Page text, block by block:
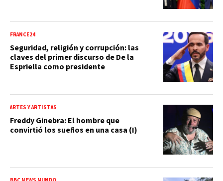
FRANCE24
Seguridad, religión y corrupción: las
claves del primer discurso de De la
Espriella como presidente
ARTES Y ARTISTAS
Freddy Ginebra: El hombre que
convirtió los sueños en una casa (I)